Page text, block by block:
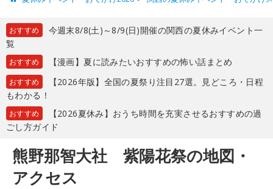
おすすめ
今週末8/8(土)～8/9(日)開催の関西の夏休みイベント一
覧
おすすめ 【漫画】夏に読みたいおすすめの怖い話まとめ
おすすめ
【2026年版】全国の夏祭り注目27選。見どころ・日程
もわかる！
おすすめ
【2026夏休み】おうち時間を充実させるおすすめの過
ごし方ガイド
熊野那智大社 紫陽花祭の地図・
アクセス